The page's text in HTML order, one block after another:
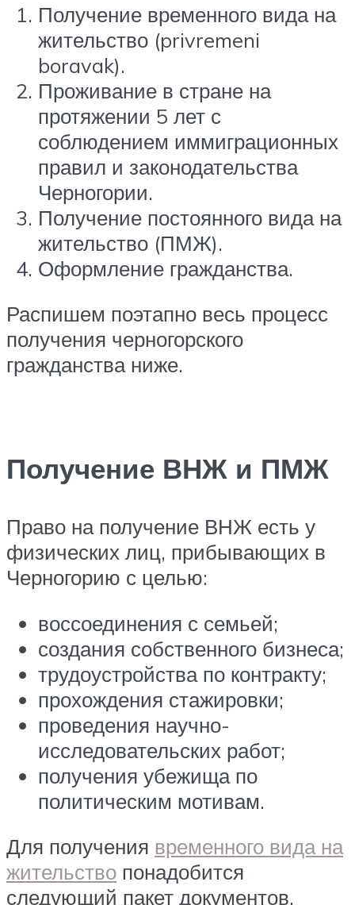
Получение временного вида на
жительство (privremeni
boravak).
Проживание в стране на
протяжении 5 лет с
соблюдением иммиграционных
правил и законодательства
Черногории.
Получение постоянного вида на
жительство (ПМЖ).
Оформление гражданства.
Распишем поэтапно весь процесс
получения черногорского
гражданства ниже.
Получение ВНЖ и ПМЖ
Право на получение ВНЖ есть у
физических лиц, прибывающих в
Черногорию с целью:
воссоединения с семьей;
создания собственного бизнеса;
трудоустройства по контракту;
прохождения стажировки;
проведения научно-
исследовательских работ;
получения убежища по
политическим мотивам.
Для получения временного вида на
жительство понадобится
следующий пакет документов,